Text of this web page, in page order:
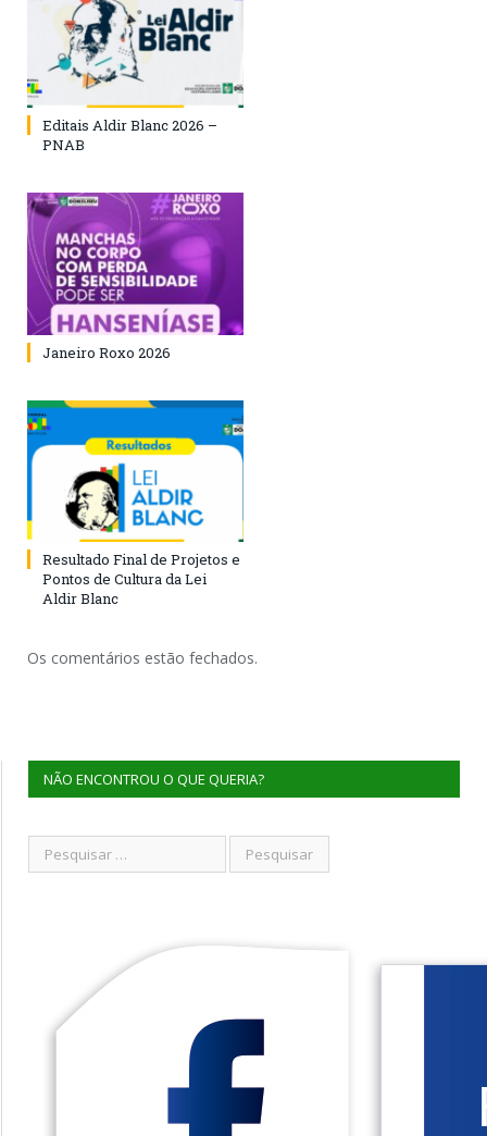
Editais Aldir Blanc 2026 –
PNAB
Janeiro Roxo 2026
Resultado Final de Projetos e
Pontos de Cultura da Lei
Aldir Blanc
Os comentários estão fechados.
NÃO ENCONTROU O QUE QUERIA?